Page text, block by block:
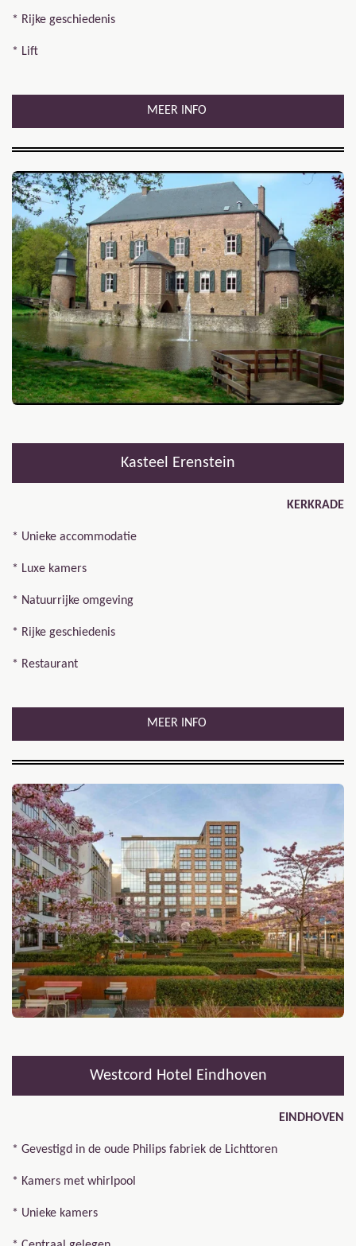
* Rijke geschiedenis
* Lift
MEER INFO
Kasteel Erenstein
KERKRADE
* Unieke accommodatie
* Luxe kamers
* Natuurrijke omgeving
* Rijke geschiedenis
* Restaurant
MEER INFO
Westcord Hotel Eindhoven
EINDHOVEN
* Gevestigd in de oude Philips fabriek de Lichttoren
* Kamers met whirlpool
* Unieke kamers